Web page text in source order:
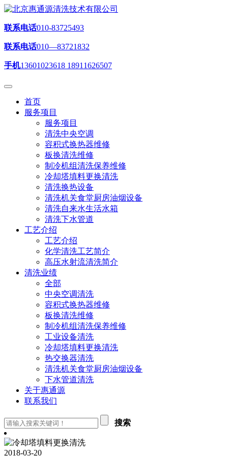
联系电话010-83725493
联系电话010—83721832
手机13601023618 18911626507
首页
服务项目
服务项目
清洗中央空调
容积式换热器维修
板换清洗维修
制冷机组清洗保养维修
冷却塔填料更换清洗
清洗换热设备
清洗机关食堂厨房油烟设备
清洗自来水生活水箱
清洗下水管道
工艺介绍
工艺介绍
化学清洗工艺简介
高压水射流清洗简介
清洗业绩
全部
中央空调清洗
容积式换热器维修
板换清洗维修
制冷机组清洗保养维修
工业设备清洗
冷却塔填料更换清洗
热交换器清洗
清洗机关食堂厨房油烟设备
下水管道清洗
关于惠通源
联系我们
搜索
2018-03-20